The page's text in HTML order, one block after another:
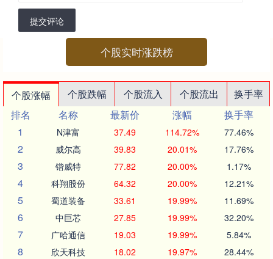
提交评论
个股实时涨跌榜
个股涨幅 个股跌幅 个股流入 个股流出
换手率
排名
名称 最新价 涨幅
换手率
1
N津富 37.49 114.72% 77.46%
2 威尔高 39.83 20.01% 17.76%
3 锴威特 77.82 20.00% 1.17%
4 科翔股份 64.32 20.00% 12.21%
5 蜀道装备 33.61 19.99% 11.69%
6 中巨芯 27.85 19.99% 32.20%
7 广哈通信 19.03 19.99% 5.84%
8 欣天科技 18.02 19.97% 28.44%